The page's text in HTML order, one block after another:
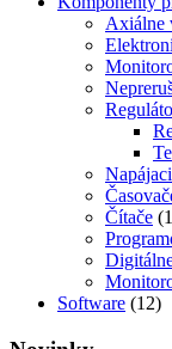
Axiálne
Čítače
Software (12)